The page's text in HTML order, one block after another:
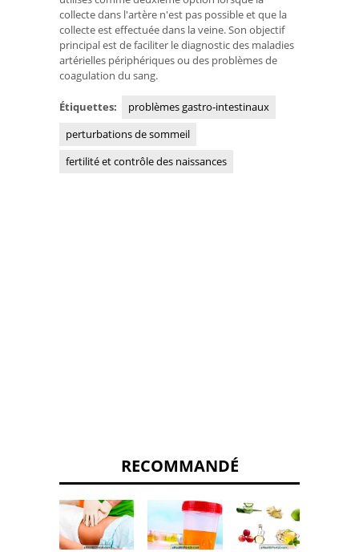
collecte dans l'artère n'est pas possible et que la
collecte est effectuée dans la veine. Son objectif
principal est de faciliter le diagnostic des maladies
artérielles périphériques ou des problèmes de
coagulation du sang.
Étiquettes:
problèmes gastro-intestinaux
perturbations de sommeil
fertilité et contrôle des naissances
RECOMMANDÉ